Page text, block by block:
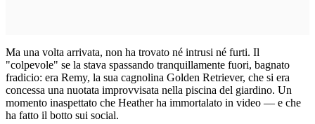
Ma una volta arrivata, non ha trovato né intrusi né furti. Il
"colpevole" se la stava spassando tranquillamente fuori, bagnato
fradicio: era Remy, la sua cagnolina Golden Retriever, che si era
concessa una nuotata improvvisata nella piscina del giardino. Un
momento inaspettato che Heather ha immortalato in video — e che
ha fatto il botto sui social.